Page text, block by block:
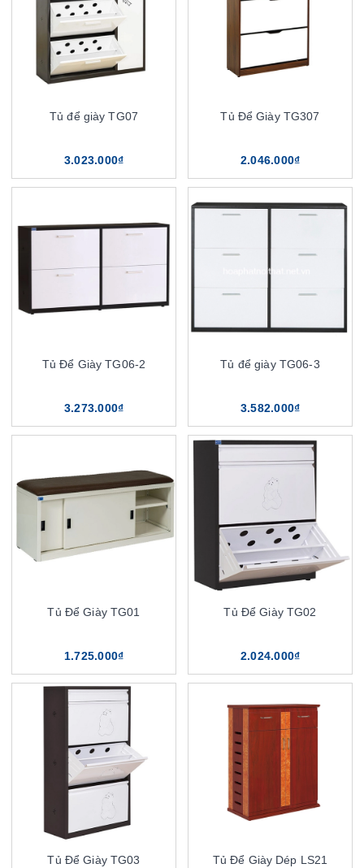
Tủ để giày TG07
3.023.000₫
Tủ Để Giày TG307
2.046.000₫
Tủ Để Giày TG06-2
3.273.000₫
Tủ để giày TG06-3
3.582.000₫
Tủ Để Giày TG01
1.725.000₫
Tủ Để Giày TG02
2.024.000₫
Tủ Để Giày TG03 Tủ Để Giày Dép LS21